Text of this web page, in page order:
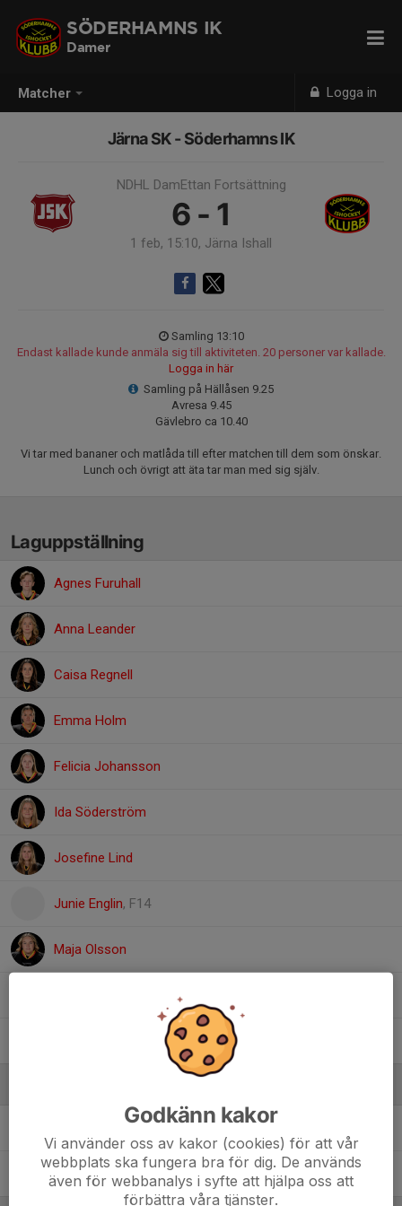
Matcher Logga in
SÖDERHAMNS IK
Damer
Järna SK - Söderhamns IK
NDHL DamEttan Fortsättning
6 - 1
1 feb, 15:10, Järna Ishall
Samling 13:10
Endast kallade kunde anmäla sig till aktiviteten. 20 personer var kallade.
Logga in här
Samling på Hällåsen 9.25
Avresa 9.45
Gävlebro ca 10.40
Vi tar med bananer och matlåda till efter matchen till dem som önskar.
Lunch och övrigt att äta tar man med sig själv.
Laguppställning
Agnes Furuhall
Anna Leander
Caisa Regnell
Emma Holm
Felicia Johansson
Ida Söderström
Josefine Lind
Junie Englin, F14
Maja Olsson
Fredrik Olsson Materialare
Ulrika Mattsson Lagledare
Godkänn kakor
Vi använder oss av kakor (cookies) för att vår
webbplats ska fungera bra för dig. De används
även för webbanalys i syfte att hjälpa oss att
förbättra våra tjänster.